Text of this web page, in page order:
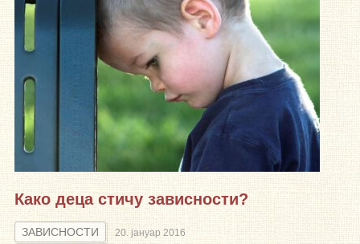
Како деца стичу зависности?
ЗАВИСНОСТИ 20. јануар 2016